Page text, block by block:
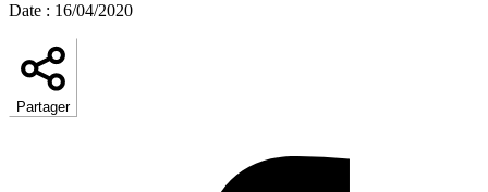
Date : 16/04/2020
Partager